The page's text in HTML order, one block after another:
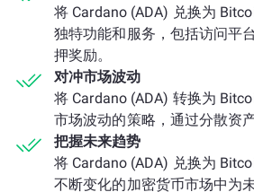
将 Cardano (ADA) 兑换为
独特功能和服务，包括访问平
押奖励。
对冲市场波动
将 Cardano (ADA) 转换为
市场波动的策略，通过分散资
把握未来趋势
将 Cardano (ADA) 兑换为
不断变化的加密货币市场中为